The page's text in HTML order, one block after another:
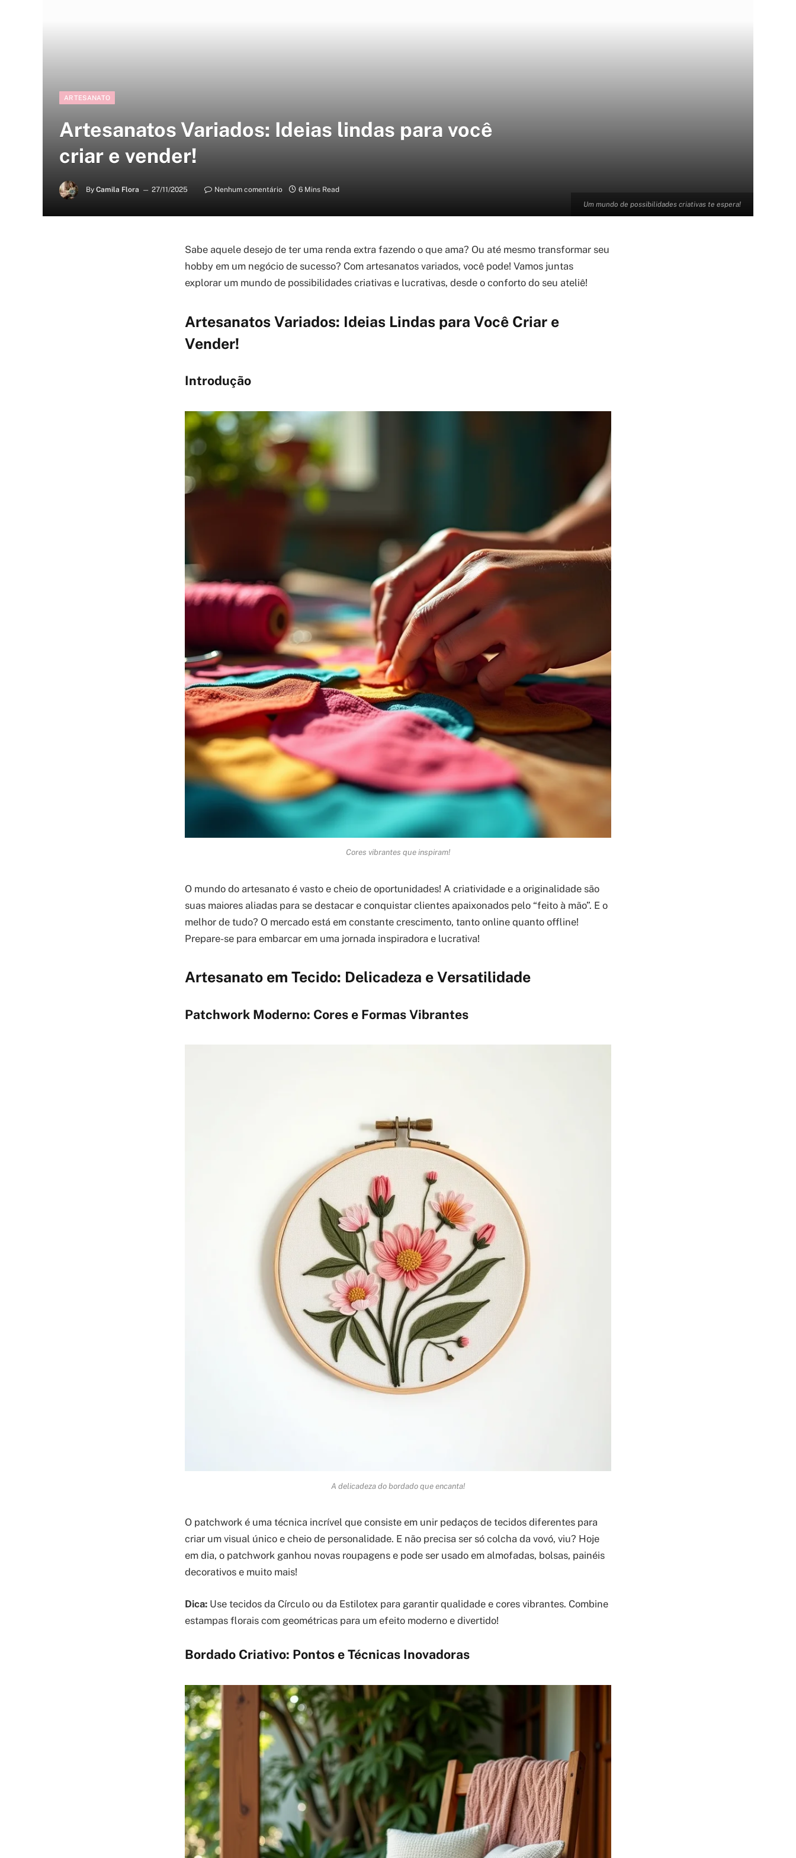
Um mundo de possibilidades criativas te espera!
ARTESANATO
Artesanatos Variados: Ideias lindas para você
criar e vender!
By Camila Flora 27/11/2025 Nenhum comentário 6 Mins Read
Sabe aquele desejo de ter uma renda extra fazendo o que ama? Ou até mesmo transformar seu
hobby em um negócio de sucesso? Com artesanatos variados, você pode! Vamos juntas
explorar um mundo de possibilidades criativas e lucrativas, desde o conforto do seu ateliê!
Artesanatos Variados: Ideias Lindas para Você Criar e
Vender!
Introdução
Cores vibrantes que inspiram!
O mundo do artesanato é vasto e cheio de oportunidades! A criatividade e a originalidade são
suas maiores aliadas para se destacar e conquistar clientes apaixonados pelo “feito à mão”. E o
melhor de tudo? O mercado está em constante crescimento, tanto online quanto offline!
Prepare-se para embarcar em uma jornada inspiradora e lucrativa!
Artesanato em Tecido: Delicadeza e Versatilidade
Patchwork Moderno: Cores e Formas Vibrantes
A delicadeza do bordado que encanta!
O patchwork é uma técnica incrível que consiste em unir pedaços de tecidos diferentes para
criar um visual único e cheio de personalidade. E não precisa ser só colcha da vovó, viu? Hoje
em dia, o patchwork ganhou novas roupagens e pode ser usado em almofadas, bolsas, painéis
decorativos e muito mais!
Dica: Use tecidos da Círculo ou da Estilotex para garantir qualidade e cores vibrantes. Combine
estampas florais com geométricas para um efeito moderno e divertido!
Bordado Criativo: Pontos e Técnicas Inovadoras